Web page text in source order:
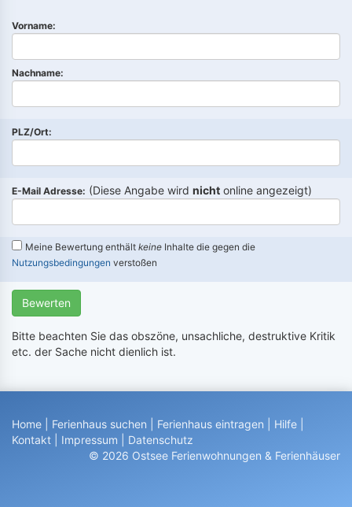
Vorname:
Nachname:
PLZ/Ort:
E-Mail Adresse: (Diese Angabe wird nicht online angezeigt)
Meine Bewertung enthält keine Inhalte die gegen die
Nutzungsbedingungen verstoßen
Bewerten
Bitte beachten Sie das obszöne, unsachliche, destruktive Kritik
etc. der Sache nicht dienlich ist.
Home Ferienhaus suchen Ferienhaus eintragen Hilfe
Kontakt
Impressum
Datenschutz
© 2026 Ostsee Ferienwohnungen & Ferienhäuser